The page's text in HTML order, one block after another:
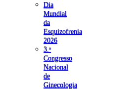
Dia
Mundial
da
Esquizofrenia
2026
3.ᵒ
Congresso
Nacional
de
Ginecologia